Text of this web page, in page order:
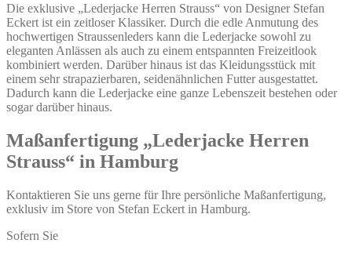
Die exklusive „Lederjacke Herren Strauss“ von Designer Stefan
Eckert ist ein zeitloser Klassiker. Durch die edle Anmutung des
hochwertigen Straussenleders kann die Lederjacke sowohl zu
eleganten Anlässen als auch zu einem entspannten Freizeitlook
kombiniert werden. Darüber hinaus ist das Kleidungsstück mit
einem sehr strapazierbaren, seidenähnlichen Futter ausgestattet.
Dadurch kann die Lederjacke eine ganze Lebenszeit bestehen oder
sogar darüber hinaus.
Maßanfertigung „Lederjacke Herren
Strauss“ in Hamburg
Kontaktieren Sie uns gerne für Ihre persönliche Maßanfertigung,
exklusiv im Store von Stefan Eckert in Hamburg.
Sofern Sie